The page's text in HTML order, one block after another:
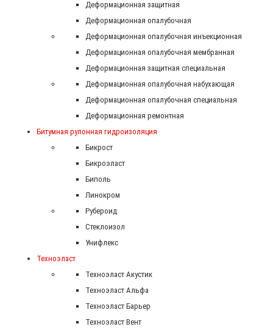
Деформационная защитная
Деформационная опалубочная
Деформационная опалубочная инъекционная
Деформационная опалубочная мембранная
Деформационная защитная специальная
Деформационная опалубочная набухающая
Деформационная опалубочная специальная
Деформационная ремонтная
Битумная рулонная гидроизоляция
Бикрост
Бикроэласт
Биполь
Линокром
Рубероид
Стеклоизол
Унифлекс
Техноэласт
Техноэласт Акустик
Техноэласт Альфа
Техноэласт Барьер
Техноэласт Вент